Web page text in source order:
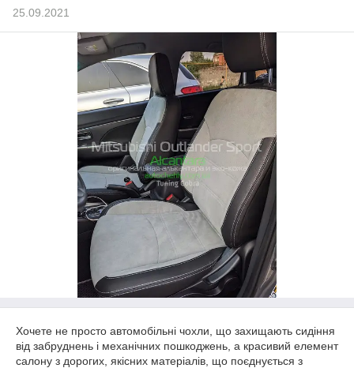
25.09.2021
Хочете не просто автомобільні чохли, що захищають сидіння
від забруднень і механічних пошкоджень, а красивий елемент
салону з дорогих, якісних матеріалів, що поєднується з